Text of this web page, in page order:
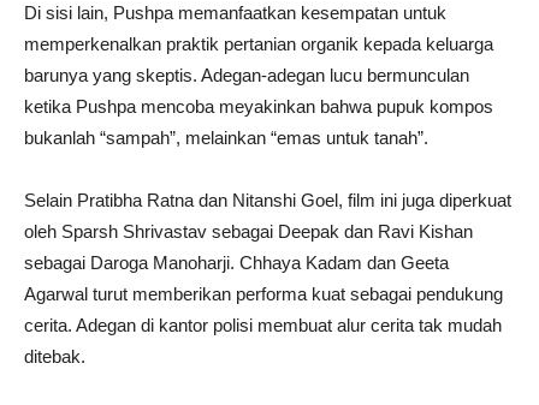
Di sisi lain, Pushpa memanfaatkan kesempatan untuk
memperkenalkan praktik pertanian organik kepada keluarga
barunya yang skeptis. Adegan-adegan lucu bermunculan
ketika Pushpa mencoba meyakinkan bahwa pupuk kompos
bukanlah “sampah”, melainkan “emas untuk tanah”.
Selain Pratibha Ratna dan Nitanshi Goel, film ini juga diperkuat
oleh Sparsh Shrivastav sebagai Deepak dan Ravi Kishan
sebagai Daroga Manoharji. Chhaya Kadam dan Geeta
Agarwal turut memberikan performa kuat sebagai pendukung
cerita. Adegan di kantor polisi membuat alur cerita tak mudah
ditebak.